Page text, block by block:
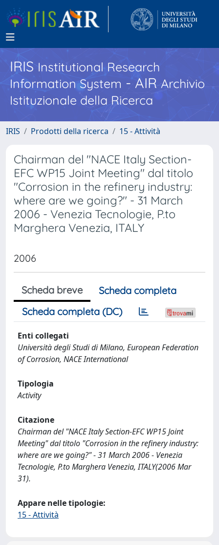
IRISInstitutional Research
Information System - AIR Archivio
Istituzionale della Ricerca
IRIS Prodotti della ricerca 15 - Attività
Chairman del "NACE Italy Section-
EFC WP15 Joint Meeting" dal titolo
"Corrosion in the refinery industry:
where are we going?" - 31 March
2006 - Venezia Tecnologie, P.to
Marghera Venezia, ITALY
2006
Scheda breve
Scheda completa
Scheda completa (DC)
Enti collegati
Università degli Studi di Milano, European Federation
of Corrosion, NACE International
Tipologia
Activity
Citazione
Chairman del "NACE Italy Section-EFC WP15 Joint
Meeting" dal titolo "Corrosion in the refinery industry:
where are we going?" - 31 March 2006 - Venezia
Tecnologie, P.to Marghera Venezia, ITALY(2006 Mar
31).
Appare nelle tipologie:
15 - Attività